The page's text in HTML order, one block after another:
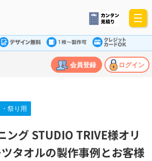
会員登録 ログイン
祭り用
ング STUDIO TRIVE様オリ
タオルの製作事例とお客様